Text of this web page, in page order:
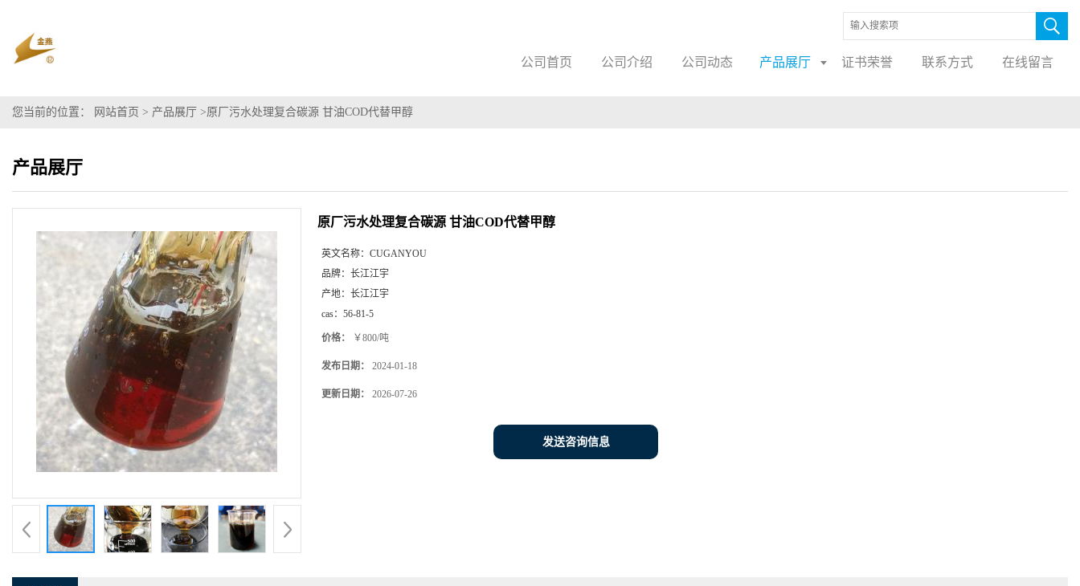
公司首页 公司介绍 公司动态 产品展厅 证书荣誉 联系方式 在线留言
您当前的位置： 网站首页 > 产品展厅 >原厂污水处理复合碳源 甘油COD代替甲醇
产品展厅
原厂污水处理复合碳源 甘油COD代替甲醇
英文名称： CUGANYOU
品牌： 长江江宇
产地： 长江江宇
cas： 56-81-5
价格： ￥800/吨
发布日期： 2024-01-18
更新日期： 2026-07-26
发送咨询信息